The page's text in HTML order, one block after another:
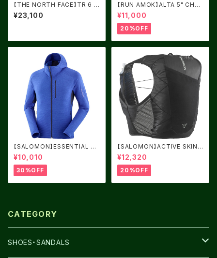
【THE NORTH FACE】TR 6 ブ
ラック
¥23,100
【RUN AMOK】ALTA 5" CHAR
COAL 2
¥11,000
20%OFF
【SALOMON】ESSENTIAL LI
GHT WARM フード付 Surf Th
e Web
¥10,010
30%OFF
【SALOMON】ACTIVE SKIN 1
2 Black/Metal
¥12,320
20%OFF
CATEGORY
SHOES・SANDALS